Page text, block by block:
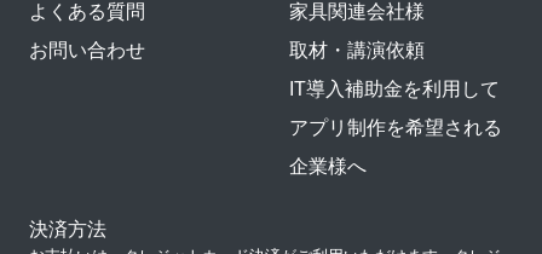
よくある質問
お問い合わせ
家具関連会社様
取材・講演依頼
IT導入補助金を利用して
アプリ制作を希望される
企業様へ
決済方法